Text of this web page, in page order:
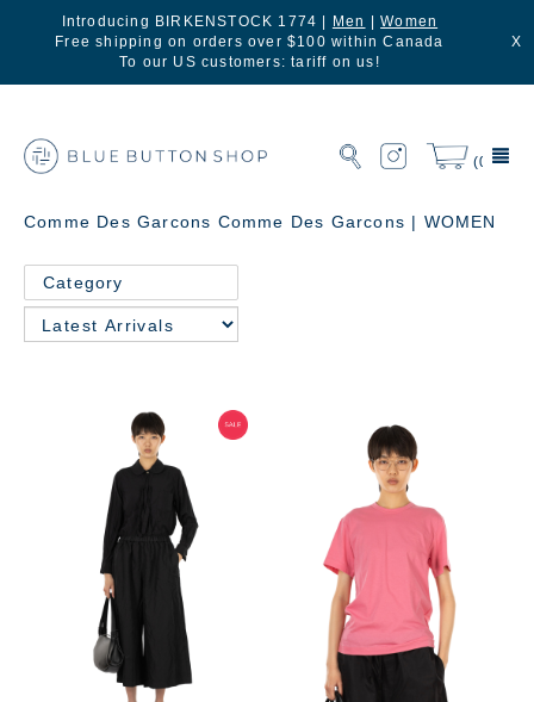
Introducing BIRKENSTOCK 1774 | Men |Women
Free shipping on orders over $100 within Canada
To our US customers: tariff on us!
X
(0)
Comme Des Garcons Comme Des Garcons | WOMEN
Category